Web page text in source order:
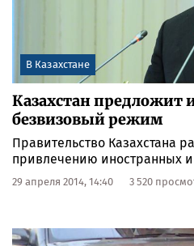
В Казахстане
Казахстан предложит
безвизовый режим
Правительство Казахстана
привлечению иностранных
29 апреля 2014, 14:40 3 520